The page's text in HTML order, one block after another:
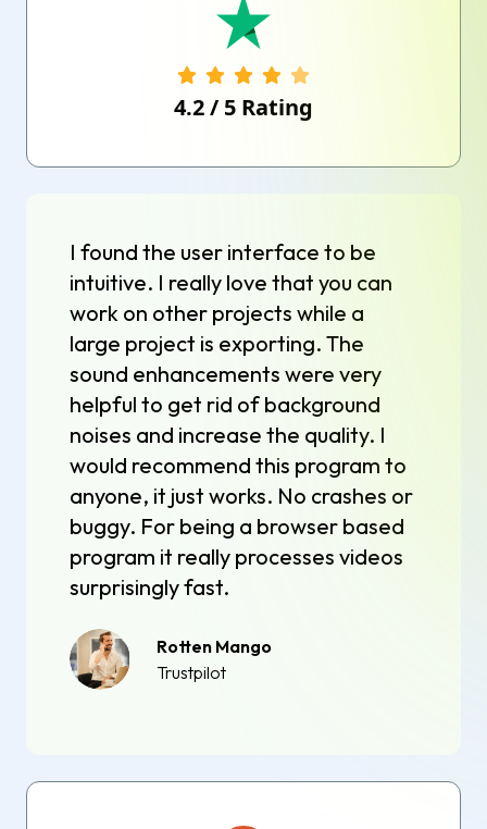
4.2/ 5 Rating
I found the user interface to be
intuitive. I really love that you can
work on other projects while a
large project is exporting. The
sound enhancements were very
helpful to get rid of background
noises and increase the quality. I
would recommend this program to
anyone, it just works. No crashes or
buggy. For being a browser based
program it really processes videos
surprisingly fast.
Rotten Mango
Trustpilot